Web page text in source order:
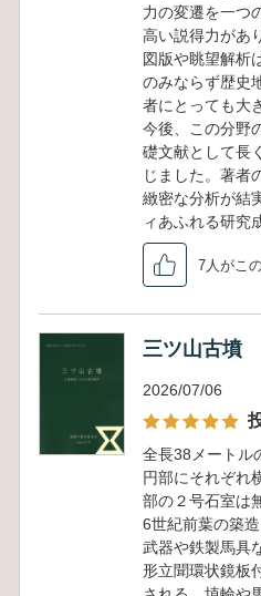
力の変遷を一つ
高い説得力があ
図版や眺望解析
のみならず歴史
者にとっても大
今後、この分野
礎文献として長
じました。著者
緻密な分析が結
ィあふれる研究
7人がこ
三ツ山古墳
2026/07/06
全長38メートル
円部にそれぞれ
部の２号石室は
6世紀前葉の築
武器や鉄製馬具
形立聞環状鏡板